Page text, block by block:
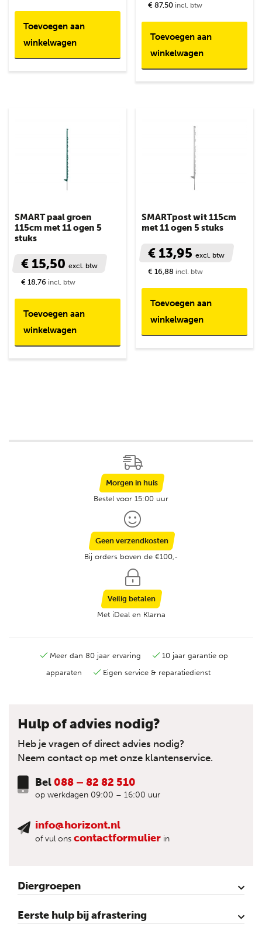
Toevoegen aan
winkelwagen
€ 87,50 incl. btw
Toevoegen aan
winkelwagen
SMART paal groen
115cm met 11 ogen 5
stuks
€ 15,50 excl. btw
€ 18,76 incl. btw
Toevoegen aan
winkelwagen
SMARTpost wit 115cm
met 11 ogen 5 stuks
€ 13,95excl. btw
€ 16,88 incl. btw
Toevoegen aan
winkelwagen
Morgen in huis
Bestel voor 15:00 uur
Geen verzendkosten
Bij orders boven de €100,-
Veilig betalen
Met iDeal en Klarna
Meer dan 80 jaar ervaring
10 jaar garantie op
apparaten
Eigen service & reparatiedienst
Hulp of advies nodig?
Heb je vragen of direct advies nodig?
Neem contact op met onze klantenservice.
Bel 088 – 82 82 510
op werkdagen 09:00 – 16:00 uur
info@horizont.nl
of vul ons contactformulier in
Diergroepen
Rund
Schaap
Paard
Geit
Pluimvee
Varken
Huisdieren
Reigers
Wolfafweer
Wild / Wildafweer
Eerste hulp bij afrastering
Horizont Animatie-video’s
Horizont Productvideo’s
Horizont afrastering voor dieren
Afraster advies voor rundvee
Afraster advies voor paarden
Afraster advies voor schapen
Afraster advies tegen wolven
Afraster advies schutting/voliére
Afraster advies voor honden
Afraster advies voor katten
Afraster advies voor vijvers
Afraster advies tegen duiven
Agro Aktueel